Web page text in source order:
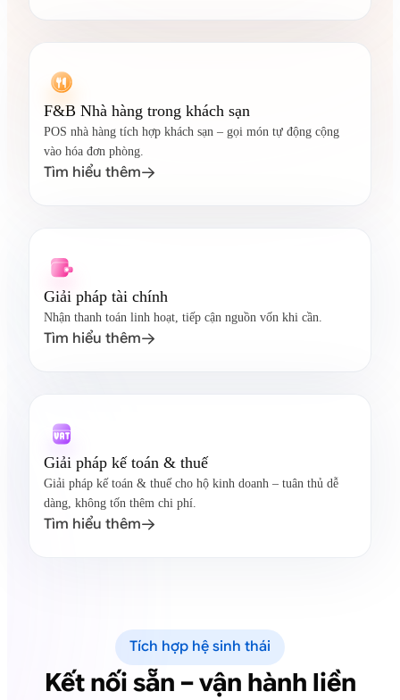
F&B Nhà hàng trong khách sạn
POS nhà hàng tích hợp khách sạn – gọi món tự động cộng
vào hóa đơn phòng.
Tìm hiểu thêm
Giải pháp tài chính
Nhận thanh toán linh hoạt, tiếp cận nguồn vốn khi cần.
Tìm hiểu thêm
Giải pháp kế toán & thuế
Giải pháp kế toán & thuế cho hộ kinh doanh – tuân thủ dễ
dàng, không tốn thêm chi phí.
Tìm hiểu thêm
Tích hợp hệ sinh thái
Kết nối sẵn – vận hành liền